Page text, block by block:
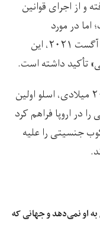
و از اجرای قوانین
در مورد
افغانستان، به‌ویژه پس از تسلط طالبان در آگست ۲۰۲۱، این
تأکید داشته است.
مقاله افزوده است که در جنوری سال ۲۰۲۲ میلادی، اسلو اولین
در اروپا فراهم کرد
جنسیتی را علیه
او نمی‌دهد و جهانی که